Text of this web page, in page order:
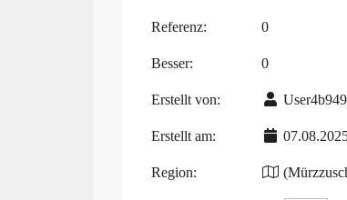
Referenz: 0
Besser: 0
Erstellt von:
Erstellt am:
Region: